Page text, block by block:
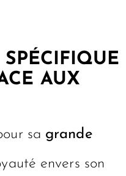
AUX
sa grande
envers son